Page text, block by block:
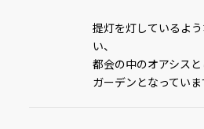
提灯を灯しているよ
い、
都会の中のオアシス
ガーデンとなっていま